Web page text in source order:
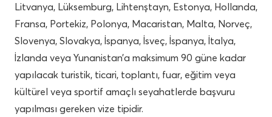
Litvanya, Lüksemburg, Lihtenştayn, Estonya, Hollanda,
Fransa, Portekiz, Polonya, Macaristan, Malta, Norveç,
Slovenya, Slovakya, İspanya, İsveç, İspanya, İtalya,
İzlanda veya Yunanistan’a maksimum 90 güne kadar
yapılacak turistik, ticari, toplantı, fuar, eğitim veya
kültürel veya sportif amaçlı seyahatlerde başvuru
yapılması gereken vize tipidir.